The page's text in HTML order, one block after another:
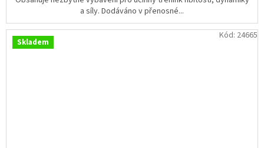
a síly. Dodáváno v přenosné...
Skladem
Kód: 24665